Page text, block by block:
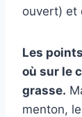
ouvert) et
Les
où sur le
grasse.
menton,